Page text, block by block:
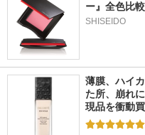
ー』全色比
SHISEIDO
薄膜、ハイ
た所、崩れ
現品を衝動